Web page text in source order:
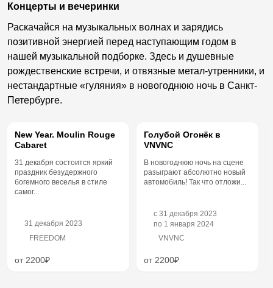
Концерты и вечеринки
Раскачайся на музыкальных волнах и зарядись
позитивной энергией перед наступающим годом в
нашей музыкальной подборке. Здесь и душевные
рождественские встречи, и отвязные метал-утренники, и
нестандартные «гуляния» в новогоднюю ночь в Санкт-
Петербурге.
New Year. Moulin Rouge
Cabaret
31 декабря состоится яркий
праздник безудержного
богемного веселья в стиле
самог...
31 декабря 2023
FREEDOM
от 2200₽
Голубой Огонёк в
VNVNC
В новогоднюю ночь на сцене
разыграют абсолютно новый
автомобиль! Так что отложи...
c 31 декабря 2023
по 1 января 2024
VNVNC
от 2200₽